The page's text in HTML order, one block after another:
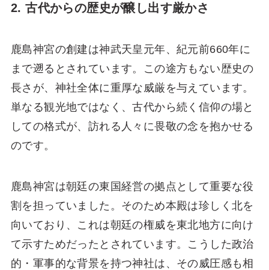
2. 古代からの歴史が醸し出す厳かさ
鹿島神宮の創建は神武天皇元年、紀元前660年に
まで遡るとされています。この途方もない歴史の
長さが、神社全体に重厚な威厳を与えています。
単なる観光地ではなく、古代から続く信仰の場と
しての格式が、訪れる人々に畏敬の念を抱かせる
のです。
鹿島神宮は朝廷の東国経営の拠点として重要な役
割を担っていました。そのため本殿は珍しく北を
向いており、これは朝廷の権威を東北地方に向け
て示すためだったとされています。こうした政治
的・軍事的な背景を持つ神社は、その威圧感も相